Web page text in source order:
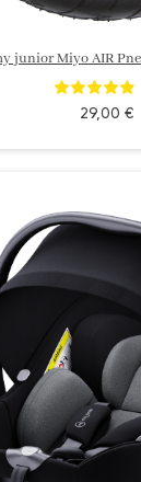
junior Miyo AIR
29,00 €